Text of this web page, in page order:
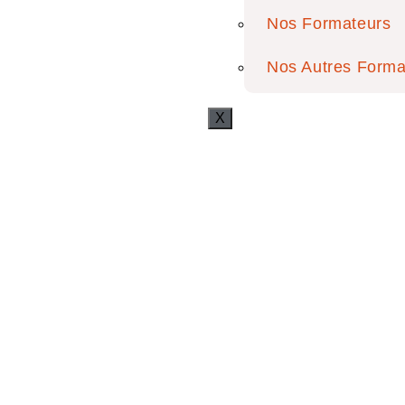
Nos Formateurs
Nos Autres
X